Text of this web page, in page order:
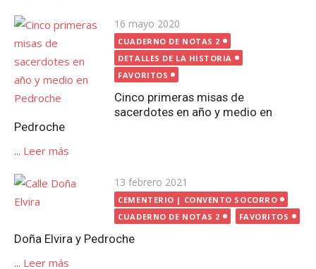
Publicada
el
16 mayo 2020
CUADERNO DE NOTAS 2
DETALLES DE LA HISTORIA
FAVORITOS
Cinco primeras misas de
sacerdotes en año y medio en
Pedroche
... Leer más
Publicada
el
13 febrero 2021
CEMENTERIO | CONVENTO SOCORRO
CUADERNO DE NOTAS 2
FAVORITOS
Doña Elvira y Pedroche
... Leer más